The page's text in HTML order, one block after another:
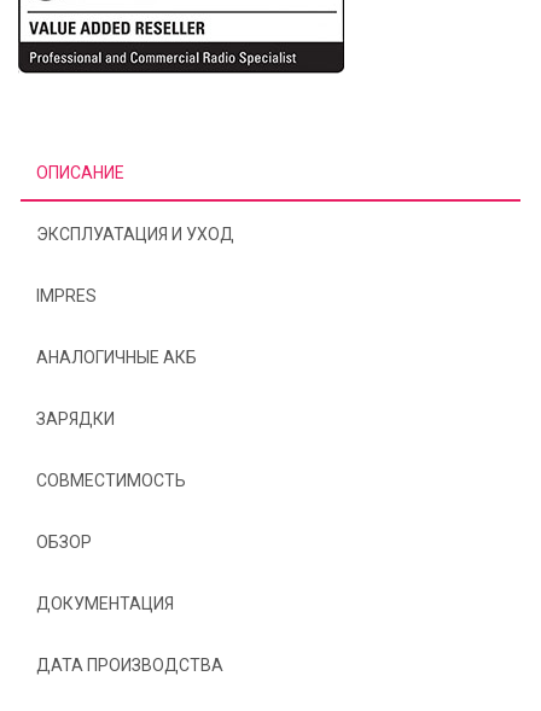
ОПИСАНИЕ
ЭКСПЛУАТАЦИЯ И УХОД
IMPRES
АНАЛОГИЧНЫЕ АКБ
ЗАРЯДКИ
СОВМЕСТИМОСТЬ
ОБЗОР
ДОКУМЕНТАЦИЯ
ДАТА ПРОИЗВОДСТВА